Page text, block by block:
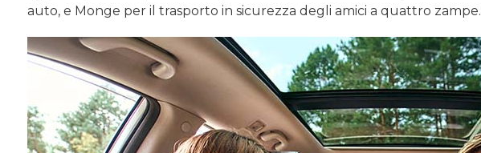
auto, e Monge per il trasporto in sicurezza degli amici a quattro zampe.